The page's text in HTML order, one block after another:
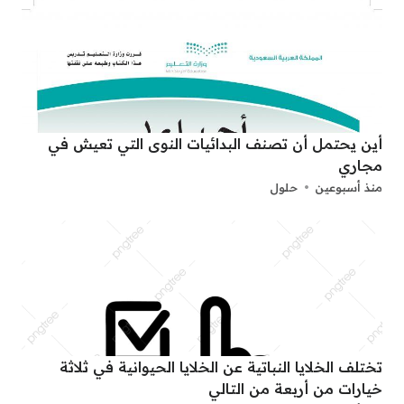
أين يحتمل أن تصنف البدائيات النوى التي تعيش في
مجاري
منذ أسبوعين حلول
تختلف الخلايا النباتية عن الخلايا الحيوانية في ثلاثة
خيارات من أربعة من التالي